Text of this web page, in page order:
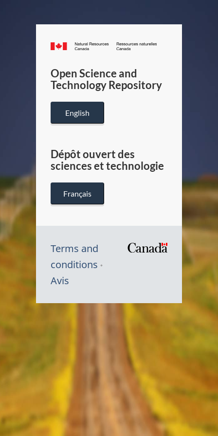
Canada.ca
/
Canada
Open Science and
Technology Repository
English
Dépôt ouvert des
sciences et technologie
Français
Terms and
conditions
Avis
Symbole
Canada